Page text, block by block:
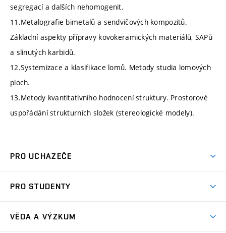
segregací a dalších nehomogenit.
11.Metalografie bimetalů a sendvičových kompozitů.
Základní aspekty přípravy kovokeramických materiálů, SAPů
a slinutých karbidů.
12.Systemizace a klasifikace lomů. Metody studia lomových
ploch.
13.Metody kvantitativního hodnocení struktury. Prostorové
uspořádání strukturních složek (stereologické modely).
PRO UCHAZEČE
Ambasadoři studia
PRO STUDENTY
VĚDA A VÝZKUM